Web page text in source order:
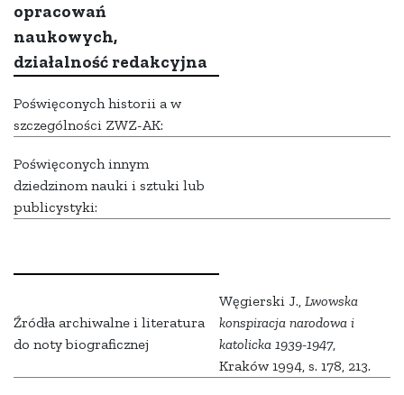
opracowań
naukowych,
działalność redakcyjna
Poświęconych historii a w
szczególności ZWZ-AK:
Poświęconych innym
dziedzinom nauki i sztuki lub
publicystyki:
Źródła archiwalne i literatura
do noty biograficznej
Węgierski J., Lwowska
konspiracja narodowa i
katolicka 1939-1947,
Kraków 1994, s. 178, 213.